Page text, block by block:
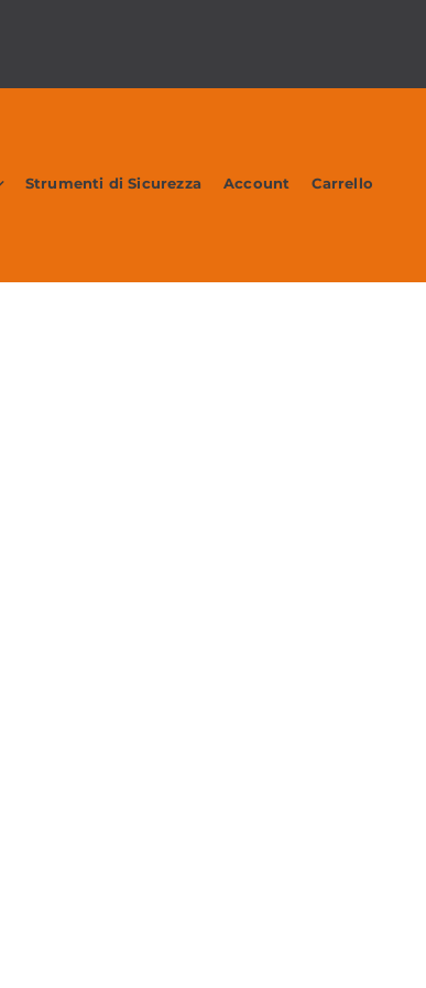
Strumenti di Sicurezza Account Carrello